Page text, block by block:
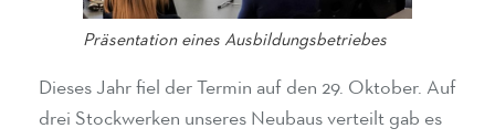
Präsentation eines Ausbildungsbetriebes
Dieses Jahr fiel der Termin auf den 29. Oktober. Auf
drei Stockwerken unseres Neubaus verteilt gab es